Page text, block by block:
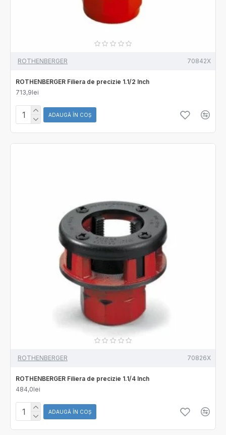
ROTHENBERGER 70842X
ROTHENBERGER Filiera de precizie 1.1/2 Inch
713,9lei
ADAUGĂ ÎN COŞ
ROTHENBERGER 70826X
ROTHENBERGER Filiera de precizie 1.1/4 Inch
484,0lei
ADAUGĂ ÎN COŞ